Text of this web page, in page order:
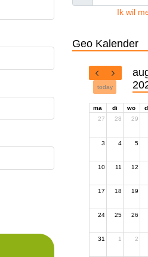
Ik wil
Geo Kalender
today
ma di wo
27
28 29
3 4 5
10 11 12
17 18 19
24 25 26
31 1 2